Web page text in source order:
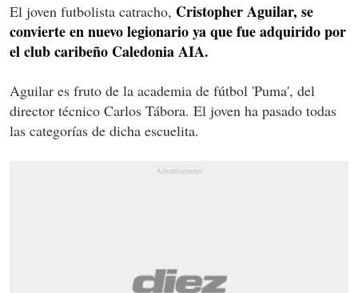
El joven futbolista catracho, Cristopher Aguilar, se
convierte en nuevo legionario ya que fue adquirido por
el club caribeño Caledonia AIA.
Aguilar es fruto de la academia de fútbol 'Puma', del
director técnico Carlos Tábora. El joven ha pasado todas
las categorías de dicha escuelita.